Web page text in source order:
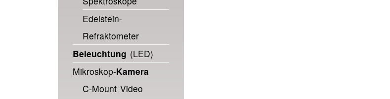
Edelstein-
Refraktometer
Beleuchtung (LED)
Mikroskop-Kamera
C-Mount Video